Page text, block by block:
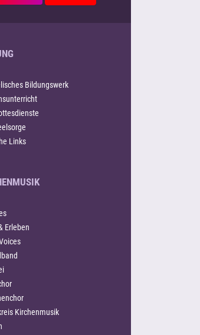
Bildungswerk
Links
Erleben
Kirchenmusik